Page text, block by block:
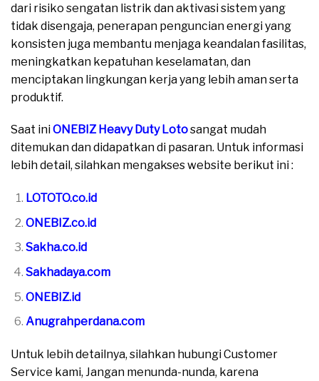
dari risiko sengatan listrik dan aktivasi sistem yang
tidak disengaja, penerapan penguncian energi yang
konsisten juga membantu menjaga keandalan fasilitas,
meningkatkan kepatuhan keselamatan, dan
menciptakan lingkungan kerja yang lebih aman serta
produktif.
Saat iniONEBIZ Heavy Duty Lotosangat mudah
ditemukan dan didapatkan di pasaran. Untuk informasi
lebih detail, silahkan mengakses website berikut ini :
LOTOTO.co.id
ONEBIZ.co.id
Sakha.co.id
Sakhadaya.com
ONEBIZ.id
Anugrahperdana.com
Untuk lebih detailnya, silahkan hubungi Customer
Service kami, Jangan menunda-nunda, karena